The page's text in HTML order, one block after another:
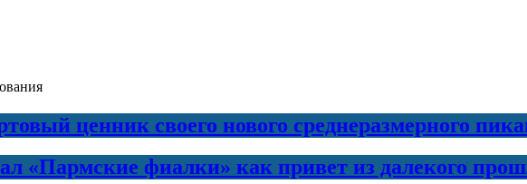
ценник своего нового среднеразмерного
«Пармские фиалки» как привет из далекого